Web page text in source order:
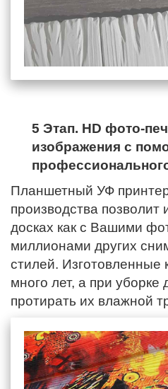
5 Этап. HD фото-
изображения с
Планшетный УФ
производства позволит
досках как с Вашими
миллионами других
стилей. Изготовленные
много лет, а при
протирать их влажной